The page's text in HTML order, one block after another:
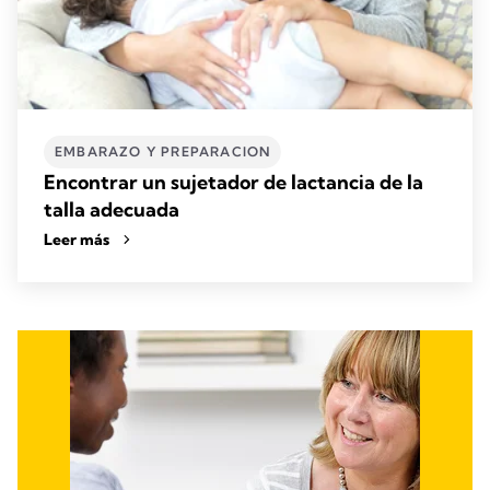
EMBARAZO Y PREPARACION
Encontrar un sujetador de lactancia de la
talla adecuada
Leer más